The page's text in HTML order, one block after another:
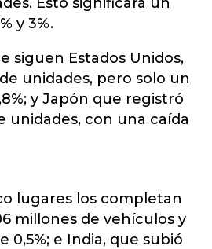
y 3%.
siguen Estados Unidos,
unidades, pero solo un
y Japón que registró
unidades, con una caída
lugares los completan
millones de vehículos y
0,5%; e India, que subió